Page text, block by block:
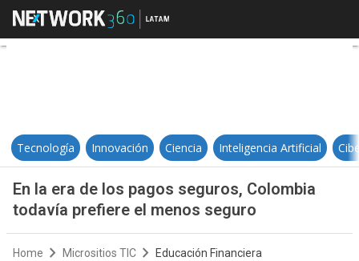
En la era de los pagos seguros,
Tecnología Innovación Ciencia Inteligencia Artificial
En la era de los pagos seguros, Colombia
todavía prefiere el menos seguro
Home Micrositios TIC Educación Financiera